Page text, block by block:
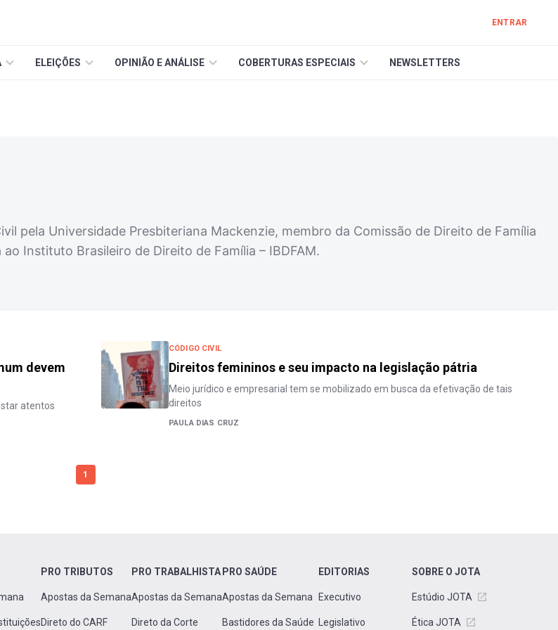
ENTRAR
ELEIÇÕES OPINIÃO E ANÁLISE COBERTURAS ESPECIAIS NEWSLETTERS
pela Universidade Presbiteriana Mackenzie, membro da Comissão de Direito de Família
ao Instituto Brasileiro de Direito de Família – IBDFAM.
devem
atentos
CÓDIGO CIVIL
Direitos femininos e seu impacto na legislação pátria
Meio jurídico e empresarial tem se mobilizado em busca da efetivação de tais
direitos
PAULA DIAS CRUZ
1
PRO TRIBUTOS
Apostas da Semana
Direto do CARF
PRO TRABALHISTA
Apostas da Semana
Direto da Corte
PRO SAÚDE
Apostas da Semana
Bastidores da Saúde
EDITORIAS
Executivo
Legislativo
SOBRE O JOTA
Estúdio JOTA
Ética JOTA